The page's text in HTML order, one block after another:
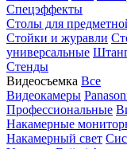
Спецэффекты
Столы для
Стойки и журавли
универсальные
Стенды
Видеосъемка Все
Видеокамеры
Профессиональные
Накамерные
Накамерный свет